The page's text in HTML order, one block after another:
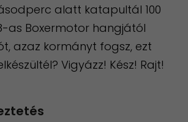
alatt katapultál 100
as Boxermotor hangjától
azaz kormányt fogsz, ezt
Vigyázz! Kész! Rajt!